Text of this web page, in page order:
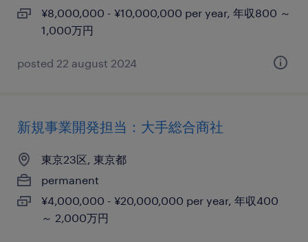
¥8,000,000 - ¥10,000,000 per year, 年収800 ～
1,000万円
posted 22 august 2024
新規事業開発担当：大手総合商社
東京23区, 東京都
permanent
¥4,000,000 - ¥20,000,000 per year, 年収400
～ 2,000万円